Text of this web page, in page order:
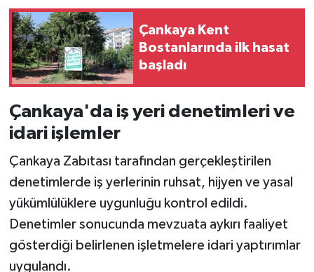
Çankaya Kent
Bostanlarında ilk hasat
başladı
Çankaya'da iş yeri denetimleri ve
idari işlemler
Çankaya Zabıtası tarafından gerçekleştirilen
denetimlerde iş yerlerinin ruhsat, hijyen ve yasal
yükümlülüklere uygunluğu kontrol edildi.
Denetimler sonucunda mevzuata aykırı faaliyet
gösterdiği belirlenen işletmelere idari yaptırımlar
uygulandı.